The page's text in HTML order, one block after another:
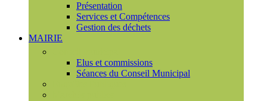
Présentation
Services et Compétences
Gestion des déchets
MAIRIE
Elus et commissions
Séances du Conseil Municipal